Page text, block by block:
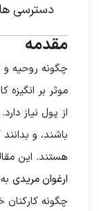
دسترسی ها
مقدمه
چگونه روحیه و
موثر بر
از پول نیاز
باشند، و
هستند. این
ارغوان مریدی
چگونه کارکنان